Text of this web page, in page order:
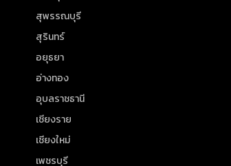
สุพรรณบุรี
สุรินทร์
อยุธยา
อ่างทอง
อุบลราชธานี
เชียงราย
เชียงใหม่
เพชรบุรี